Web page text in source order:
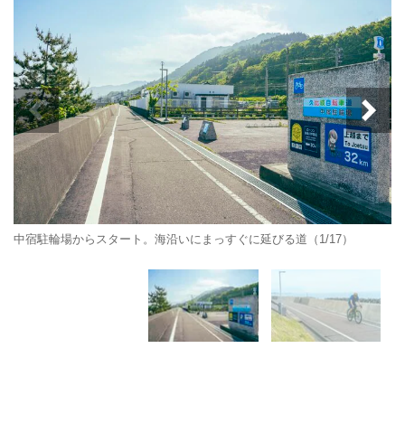
中宿駐輪場からスタート。海沿いにまっすぐに延びる道（1/17）